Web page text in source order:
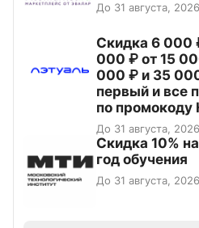
До 31 августа, 2026
Скидка 6 000
000 ₽ от 15
000 ₽ и 35
первый и все
по
До 31 августа, 2026
Скидка 10%
год обучения
До 31 августа, 2026